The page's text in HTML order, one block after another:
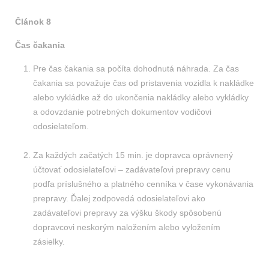
Článok 8
Čas čakania
Pre čas čakania sa počíta dohodnutá náhrada. Za čas
čakania sa považuje čas od pristavenia vozidla k nakládke
alebo vykládke až do ukončenia nakládky alebo vykládky
a odovzdanie potrebných dokumentov vodičovi
odosielateľom.
Za každých začatých 15 min. je dopravca oprávnený
účtovať odosielateľovi – zadávateľovi prepravy cenu
podľa príslušného a platného cenníka v čase vykonávania
prepravy. Ďalej zodpovedá odosielateľovi ako
zadávateľovi prepravy za výšku škody spôsobenú
dopravcovi neskorým naložením alebo vyložením
zásielky.